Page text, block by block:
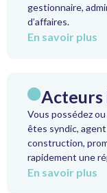
gestionnaire,
d’affaires.
En savoir plus
Vous possédez
êtes syndic,
construction,
rapidement une
En savoir plus